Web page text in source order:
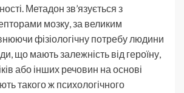
Метадон зв’язується з
мозку, за великим
фізіологічну потребу людини
що мають залежність від героїну,
або інших речовин на основі
такого ж психологічного